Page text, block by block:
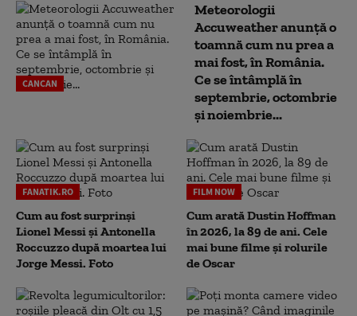
CANCAN
Meteorologii
Accuweather anunță o
toamnă cum nu prea a
mai fost, în România.
Ce se întâmplă în
septembrie, octombrie
și noiembrie...
FANATIK.RO
Cum au fost surprinși
Lionel Messi și Antonella
Roccuzzo după moartea lui
Jorge Messi. Foto
FILM NOW
Cum arată Dustin Hoffman
în 2026, la 89 de ani. Cele
mai bune filme și rolurile
de Oscar